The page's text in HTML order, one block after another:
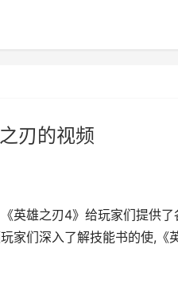
刃的视频
英雄之刃4》给玩家们提供
家们深入了解技能书的使,《